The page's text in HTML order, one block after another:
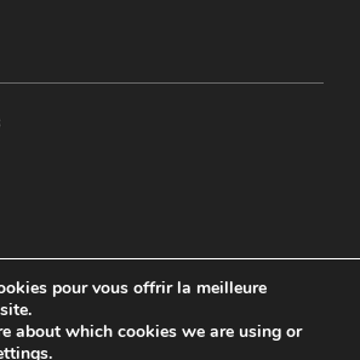
2026
pour vous offrir la meilleure
about which cookies we are using or
.